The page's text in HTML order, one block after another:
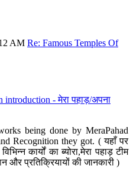
AM Re: Famous Temples Of
- मेरा पहाड़/अपना
being done by MeraPahad
Recognition they got. ( यहाँ पर
कार्यों का ब्योरा,मेरा पहाड़ टीम
और प्रतिक्रियायों की जानकारी )